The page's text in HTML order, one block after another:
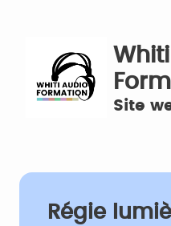
Site
Régie